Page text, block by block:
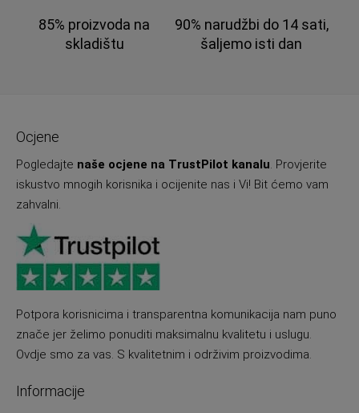
85% proizvoda na
skladištu
90% narudžbi do 14 sati,
šaljemo isti dan
Ocjene
Pogledajte naše ocjene na TrustPilot kanalu. Provjerite
iskustvo mnogih korisnika i ocijenite nas i Vi! Bit ćemo vam
zahvalni.
Potpora korisnicima i transparentna komunikacija nam puno
znače jer želimo ponuditi maksimalnu kvalitetu i uslugu.
Ovdje smo za vas. S kvalitetnim i održivim proizvodima.
Informacije